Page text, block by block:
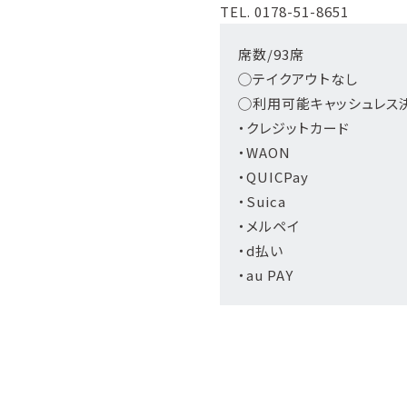
TEL. 0178-51-8651
席数/93席
◯テイクアウトなし
◯利用可能キャッシュレス
・クレジットカード
・WAON
・QUICPay
・Suica
・メルペイ
・d払い
・au PAY